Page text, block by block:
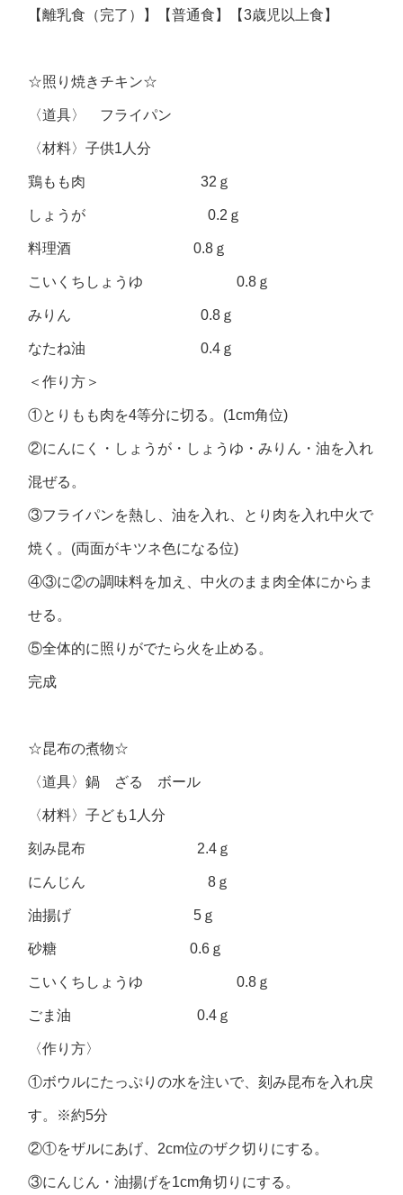
【離乳食（完了）】【普通食】【3歳児以上食】
☆照り焼きチキン☆
〈道具〉 フライパン
〈材料〉子供1人分
鶏もも肉 32ｇ
しょうが 0.2ｇ
料理酒 0.8ｇ
こいくちしょうゆ 0.8ｇ
みりん 0.8ｇ
なたね油 0.4ｇ
＜作り方＞
①とりもも肉を4等分に切る。(1cm角位)
②にんにく・しょうが・しょうゆ・みりん・油を入れ
混ぜる。
③フライパンを熱し、油を入れ、とり肉を入れ中火で
焼く。(両面がキツネ色になる位)
④③に②の調味料を加え、中火のまま肉全体にからま
せる。
⑤全体的に照りがでたら火を止める。
完成
☆昆布の煮物☆
〈道具〉鍋 ざる ボール
〈材料〉子ども1人分
刻み昆布 2.4ｇ
にんじん 8ｇ
油揚げ 5ｇ
砂糖 0.6ｇ
こいくちしょうゆ 0.8ｇ
ごま油 0.4ｇ
〈作り方〉
①ボウルにたっぷりの水を注いで、刻み昆布を入れ戻
す。※約5分
②①をザルにあげ、2cm位のザク切りにする。
③にんじん・油揚げを1cm角切りにする。